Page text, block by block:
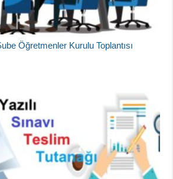
Öğretmenler Kurulu Toplantısı